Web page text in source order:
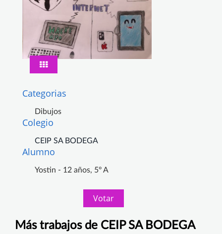
Categorias
Dibujos
Colegio
CEIP SA BODEGA
Alumno
Yostin - 12 años, 5º A
Votar
Más trabajos de CEIP SA BODEGA